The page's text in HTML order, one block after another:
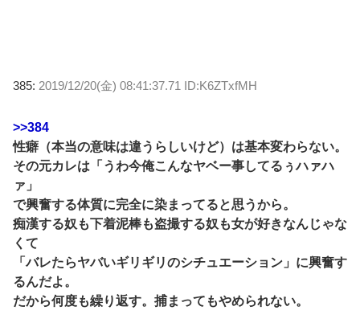
385: 2019/12/20(金) 08:41:37.71 ID:K6ZTxfMH
>>384
性癖（本当の意味は違うらしいけど）は基本変わらない。
その元カレは「うわ今俺こんなヤベー事してるぅハァハ
ァ」
で興奮する体質に完全に染まってると思うから。
痴漢する奴も下着泥棒も盗撮する奴も女が好きなんじゃな
くて
「バレたらヤバいギリギリのシチュエーション」に興奮す
るんだよ。
だから何度も繰り返す。捕まってもやめられない。